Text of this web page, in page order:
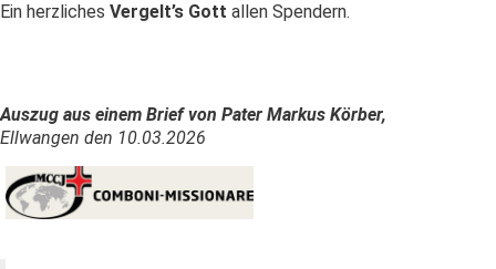
Ein herzliches Vergelt’s Gott allen Spendern.
Auszug aus einem Brief von Pater Markus Körber,
Ellwangen den 10.03.2026